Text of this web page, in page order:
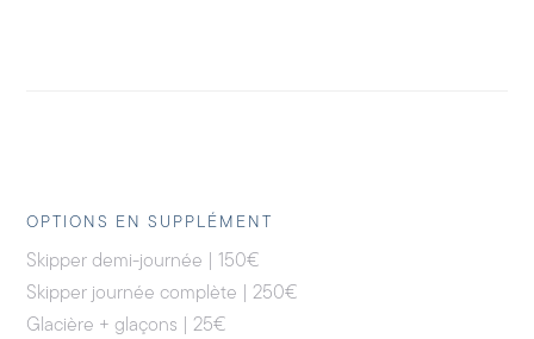
OPTIONS EN SUPPLÉMENT
Skipper demi-journée | 150€
Skipper journée complète | 250€
Glacière + glaçons | 25€